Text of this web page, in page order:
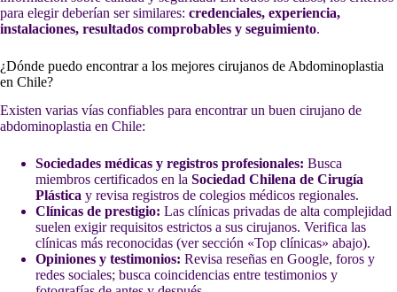
para elegir deberían ser similares: credenciales, experiencia,
instalaciones, resultados comprobables y seguimiento.
¿Dónde puedo encontrar a los mejores cirujanos de Abdominoplastia
en Chile?
Existen varias vías confiables para encontrar un buen cirujano de
abdominoplastia en Chile:
Sociedades médicas y registros profesionales: Busca
miembros certificados en la Sociedad Chilena de Cirugía
Plástica y revisa registros de colegios médicos regionales.
Clínicas de prestigio: Las clínicas privadas de alta complejidad
suelen exigir requisitos estrictos a sus cirujanos. Verifica las
clínicas más reconocidas (ver sección «Top clínicas» abajo).
Opiniones y testimonios: Revisa reseñas en Google, foros y
redes sociales; busca coincidencias entre testimonios y